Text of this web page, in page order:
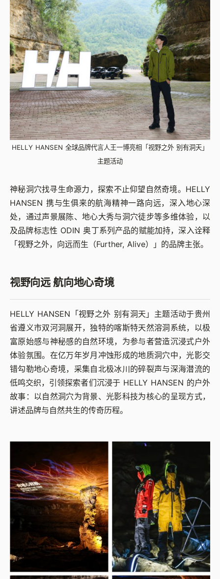
HELLY HANSEN 全球品牌代言人王一博亮相「视野之外 别有洞天」
主题活动
神秘洞穴找寻生命源力，探索不止仰望自然奇境。HELLY
HANSEN 携与生俱来的航海精神一路向远，深入地心深
处，通过声景展陈、地心大秀与洞穴徒步等多维体验，以
及品牌标志性 ODIN 奥丁系列产品的赋能加持，深入诠释
「视野之外，向远而生（Further, Alive）」的品牌主张。
视野向远 航向地心奇境
HELLY HANSEN「视野之外 别有洞天」主题活动于贵州
省遵义市双河洞展开，独特的喀斯特天然溶洞系统，以极
富原始感与神秘感的自然环境，为参与者营造沉浸式户外
体验氛围。在亿万年岁月冲蚀形成的地质洞穴中，光影交
错勾勒地心奇境，采集自北极冰川的碎裂声与深海潜流的
低鸣交织，引领探索者们沉浸于 HELLY HANSEN 的户外
故事：以自然洞穴为背景、光影科技为核心的呈现方式，
讲述品牌与自然共生的传奇历程。